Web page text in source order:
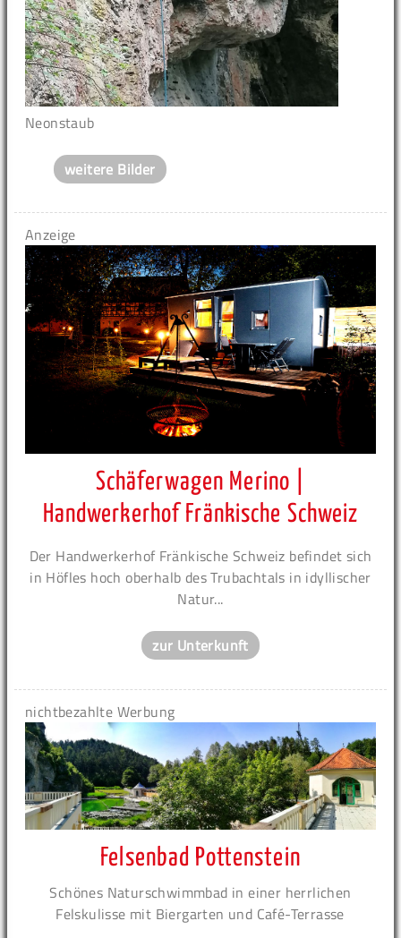
Neonstaub
weitere Bilder
Anzeige
Schäferwagen Merino |
Handwerkerhof Fränkische Schweiz
Der Handwerkerhof Fränkische Schweiz befindet sich
in Höfles hoch oberhalb des Trubachtals in idyllischer
Natur...
zur Unterkunft
nichtbezahlte Werbung
Felsenbad Pottenstein
Schönes Naturschwimmbad in einer herrlichen
Felskulisse mit Biergarten und Café-Terrasse